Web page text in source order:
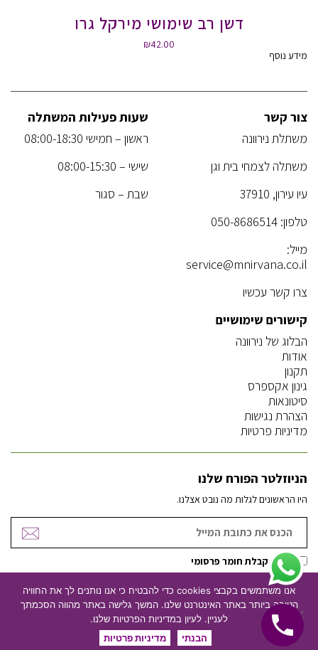
דשן רב שימושי מירקל גרו
₪42.00
מידע נוסף
צור קשר
משתלת נירוונה
משתלה לצמחי בית וגן
עיו עירון, 37910
טלפון: 050-8686514
מייל:
service@mnirvana.co.il
צרו קשר עכשיו
שעות פעילות המשתלה
ראשון – חמישי 08:00-18:30
שישי – 08:00-15:30
שבת – סגור
קישורים שימושיים
הבלוג של נירוונה
אודות
תקנון
גינון אקספרס
סיטונאות
הצהרת נגישות
מדיניות פרטיות
הניוזלטר הפורח שלנו
היו הראשונים לגלות מה נובט אצלנו.
אישור קבלת חומר פרסומי
ניהול וקידום אתרים עיצוב אתרים
אנו משתמשים בקבצי cookies כדי להבטיח כי אנו נותנים לך את החוויה
הטובה ביותר באתר האינטרנט שלנו. המשך גלישה באתר מהווה הסכמתך
לעניין. לעיון במדיניות הפרטיות שלנו.
הבנתי
מדיניות פרטיות